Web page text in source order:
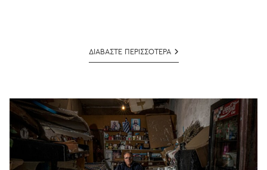
ΔΙΑΒΑΣΤΕ ΠΕΡΙΣΣΟΤΕΡΑΠΑΝΑΓΙΩΤΗΣ
ΚΟΥΒΔΗΣ